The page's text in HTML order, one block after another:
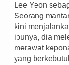
Lee Yeon
Seorang
kini
ibunya, dia
merawat
yang